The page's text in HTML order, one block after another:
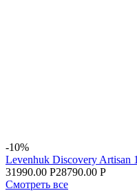
-10%
Levenhuk Discovery Artisan
31990.00 Р28790.00 Р
Смотреть все